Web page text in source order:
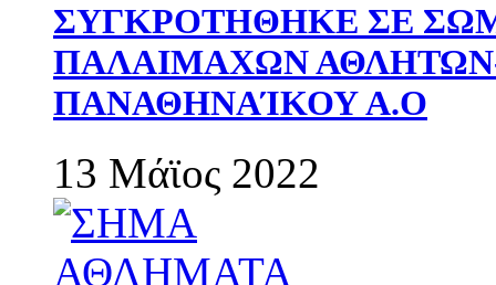
ΣΥΓΚΡΟΤΗΘΗΚΕ ΣΕ
ΠΑΛΑΙΜΑΧΩΝ
ΠΑΝΑΘΗΝΑΊΚΟΥ Α.Ο
13 Μάϊος 2022